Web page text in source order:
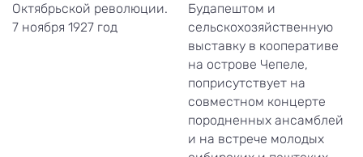
Октябрьской революции.
7 ноября 1927 год
Будапештом и
сельскохозяйственную
выставку в кооперативе
на острове Чепеле,
поприсутствует на
совместном концерте
породненных ансамблей
и на встрече молодых